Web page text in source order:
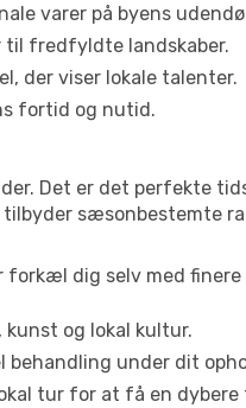
varer på byens
til fredfyldte landskaber.
der viser lokale talenter.
fortid og nutid.
Det er det perfekte
sæsonbestemte
forkæl dig selv med
og lokal kultur.
behandling under dit
tur for at få en